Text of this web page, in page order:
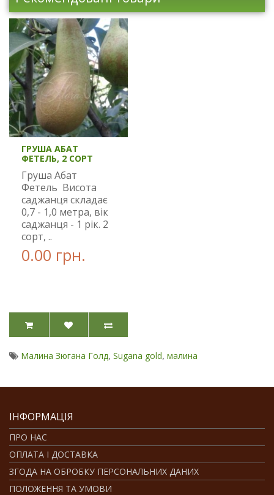
ГРУША АБАТ
ФЕТЕЛЬ, 2 СОРТ
Груша Абат
Фетель Висота
саджанця складає
0,7 - 1,0 метра, вік
саджанця - 1 рік. 2
сорт, ..
0.00 грн.
Малина Зюгана Голд, Sugana gold, малина
ІНФОРМАЦІЯ
ПРО НАС
ОПЛАТА І ДОСТАВКА
ЗГОДА НА ОБРОБКУ ПЕРСОНАЛЬНИХ ДАНИХ
ПОЛОЖЕННЯ ТА УМОВИ